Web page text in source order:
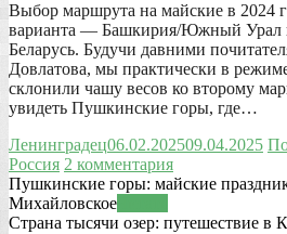
Выбор маршрута на майские в 2024
варианта — Башкирия/Южный Урал
Беларусь. Будучи давними
Довлатова, мы практически в
склонили чашу весов ко второму
увидеть Пушкинские горы, где…
Ленинградец06.02.202509.04.2025
Россия 2 комментария
Пушкинские горы: майские
Михайловское
Страна тысячи озер: путешествие в